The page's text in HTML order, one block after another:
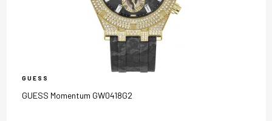
GUESS
GUESS Momentum GW0418G2